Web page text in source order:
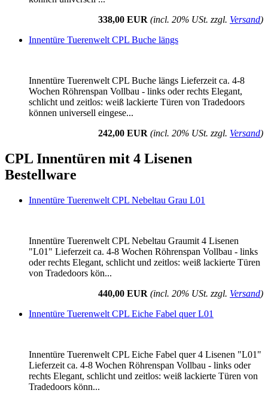
338,00 EUR (incl. 20% USt. zzgl. Versand)
Innentüre Tuerenwelt CPL Buche längs
Innentüre Tuerenwelt CPL Buche längs Lieferzeit ca. 4-8
Wochen Röhrenspan Vollbau - links oder rechts Elegant,
schlicht und zeitlos: weiß lackierte Türen von Tradedoors
können universell eingese...
242,00 EUR (incl. 20% USt. zzgl. Versand)
CPL Innentüren mit 4 Lisenen
Bestellware
Innentüre Tuerenwelt CPL Nebeltau Grau L01
Innentüre Tuerenwelt CPL Nebeltau Graumit 4 Lisenen
"L01" Lieferzeit ca. 4-8 Wochen Röhrenspan Vollbau - links
oder rechts Elegant, schlicht und zeitlos: weiß lackierte Türen
von Tradedoors kön...
440,00 EUR (incl. 20% USt. zzgl. Versand)
Innentüre Tuerenwelt CPL Eiche Fabel quer L01
Innentüre Tuerenwelt CPL Eiche Fabel quer 4 Lisenen "L01"
Lieferzeit ca. 4-8 Wochen Röhrenspan Vollbau - links oder
rechts Elegant, schlicht und zeitlos: weiß lackierte Türen von
Tradedoors könn...